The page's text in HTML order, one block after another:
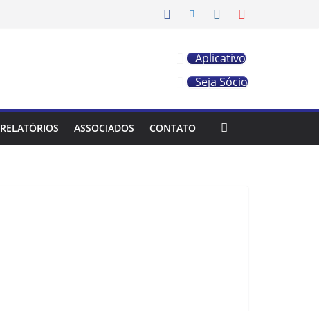
Aplicativo
Seja Sócio
RELATÓRIOS ASSOCIADOS CONTATO